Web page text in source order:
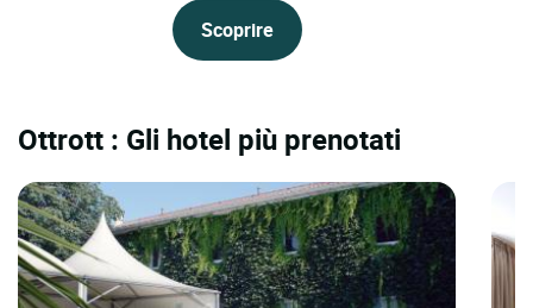
Scoprire
Ottrott : Gli hotel più prenotati